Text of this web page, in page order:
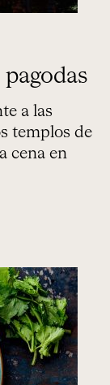
a las
templos de
cena en